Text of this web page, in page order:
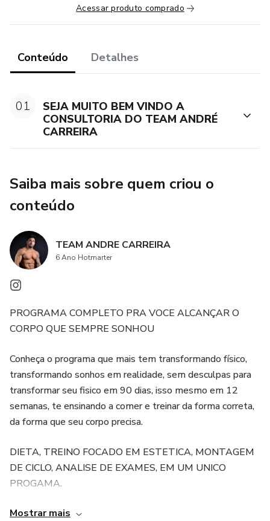
PLANEJAMENTO, MAS ORIENTAÇÕES PARA
ALIMENTAÇÃO, TREINO FOCADO EM ESTÉTICA,
SEMPRE MOTIVADO E PERCEBENDO AS
TRANSFORMAÇÕES EM SEU PROPRIO CORPO COMO
Acessar produto comprado
Conteúdo Detalhes
01
SEJA MUITO BEM VINDO A
CONSULTORIA DO TEAM ANDRÉ
CARREIRA
Saiba mais sobre quem criou o
conteúdo
TEAM ANDRE CARREIRA
6 Ano Hotmarter
PROGRAMA COMPLETO PRA VOCE ALCANÇAR O
CORPO QUE SEMPRE SONHOU
Conheça o programa que mais tem transformando físico,
transformando sonhos em realidade, sem desculpas para
transformar seu fisico em 90 dias, isso mesmo em 12
semanas, te ensinando a comer e treinar da forma correta,
da forma que seu corpo precisa.
DIETA, TREINO FOCADO EM ESTETICA, MONTAGEM
DE CICLO, ANALISE DE EXAMES, EM UM UNICO
PROGAMA.
O TEAM ANDRE CARREIRA, É UM TIME COMPLETO,
Mostrar mais